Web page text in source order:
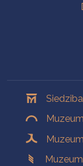
Siedziba